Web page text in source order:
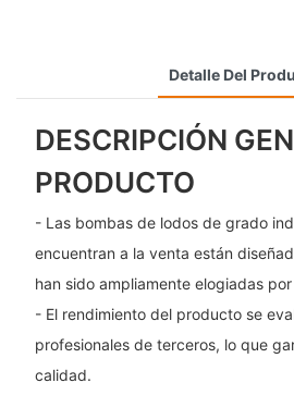
Detalle Del
DESCRIPCIÓN
PRODUCTO
- Las bombas de lodos de grado
encuentran a la venta están
han sido ampliamente elogiadas
- El rendimiento del producto se
profesionales de terceros, lo que
calidad.